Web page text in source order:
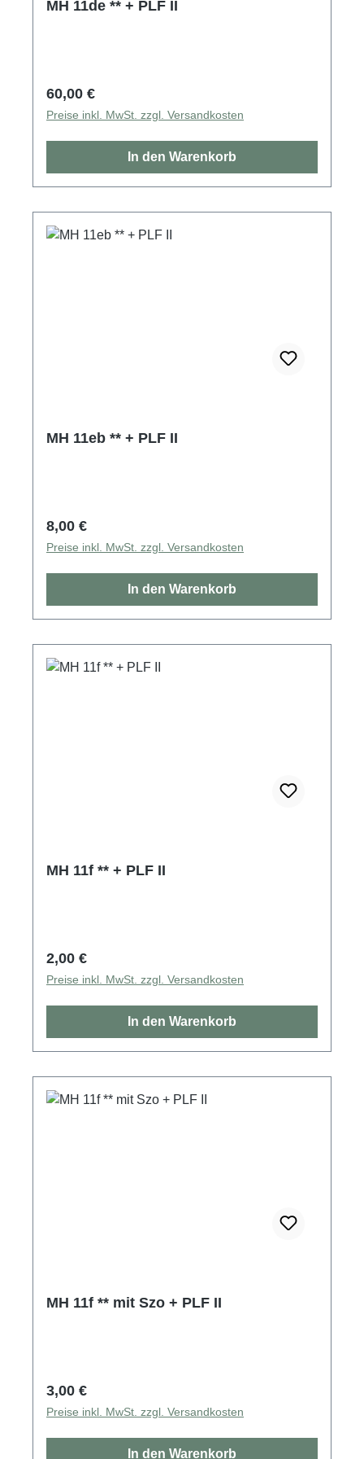
MH 11de ** + PLF II
Regulärer Preis:
60,00 €
Preise inkl. MwSt. zzgl. Versandkosten
In den Warenkorb
MH 11eb ** + PLF II
Regulärer Preis:
8,00 €
Preise inkl. MwSt. zzgl. Versandkosten
In den Warenkorb
MH 11f ** + PLF II
Regulärer Preis:
2,00 €
Preise inkl. MwSt. zzgl. Versandkosten
In den Warenkorb
MH 11f ** mit Szo + PLF II
Regulärer Preis:
3,00 €
Preise inkl. MwSt. zzgl. Versandkosten
In den Warenkorb